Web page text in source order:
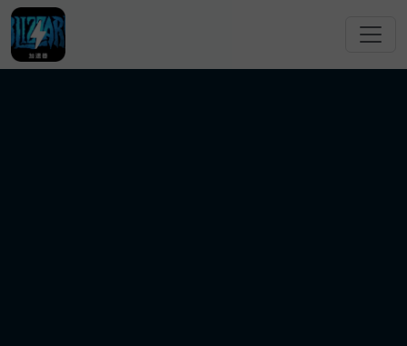
跳转到主要内容